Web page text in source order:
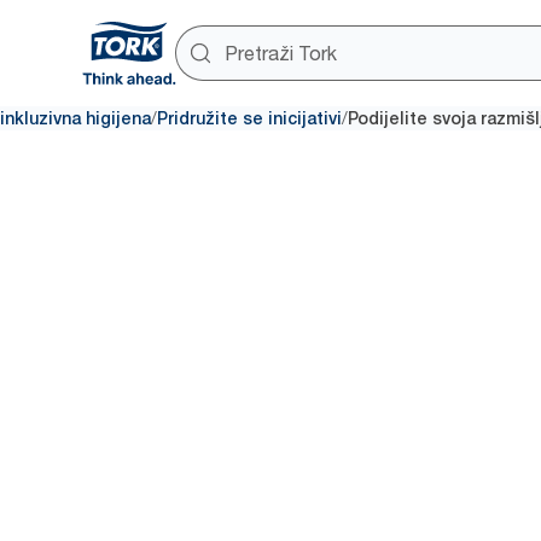
inkluzivna higijena/Pridružite se inicijativi/Podijelite svoja